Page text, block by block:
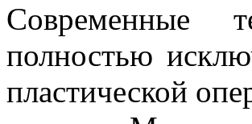
Современные
полностью
пластической